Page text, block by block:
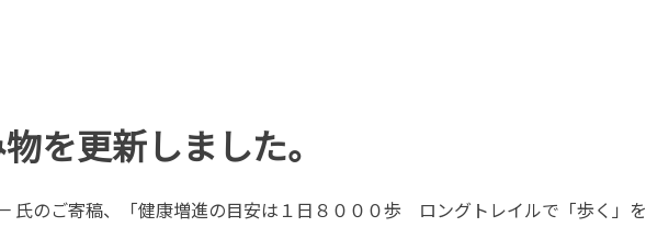
を更新しました。
氏のご寄稿、「健康増進の目安は１日８０００歩 ロングトレイルで「歩く」を